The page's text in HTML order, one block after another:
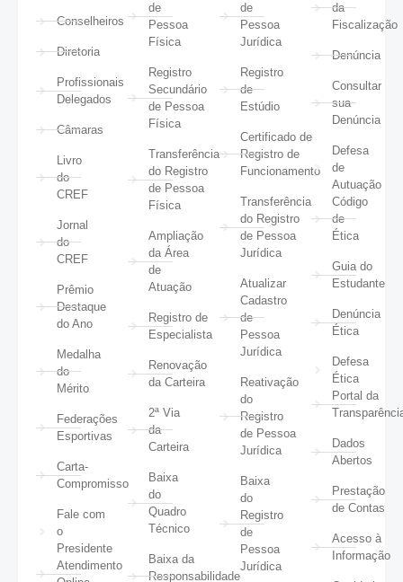
Conselheiros
Diretoria
Profissionais
Delegados
Câmaras
Livro
do
CREF
Jornal
do
CREF
Prêmio
Destaque
do Ano
Medalha
do
Mérito
Federações
Esportivas
Carta-
Compromisso
Fale com
o
Presidente
Atendimento
de
Pessoa
Física
Registro
Secundário
de Pessoa
Física
Transferência
do Registro
de Pessoa
Física
Ampliação
da Área
de
Atuação
Registro de
Especialista
Renovação
da Carteira
2ª Via
da
Carteira
Baixa
do
Quadro
Técnico
Baixa da
Responsabilidade
de
Pessoa
Jurídica
Registro
de
Estúdio
Certificado de
Registro de
Funcionamento
Transferência
do Registro
de Pessoa
Jurídica
Atualizar
Cadastro
de
Pessoa
Jurídica
Reativação
do
Registro
de Pessoa
Jurídica
Baixa
do
Registro
de
Pessoa
Jurídica
da
Fiscalização
Denúncia
Consultar
sua
Denúncia
Defesa
de
Autuação
Código
de
Ética
Guia do
Estudante
Denúncia
Ética
Defesa
Ética
Portal da
Dados
Abertos
Prestação
de Contas
Acesso à
Informação